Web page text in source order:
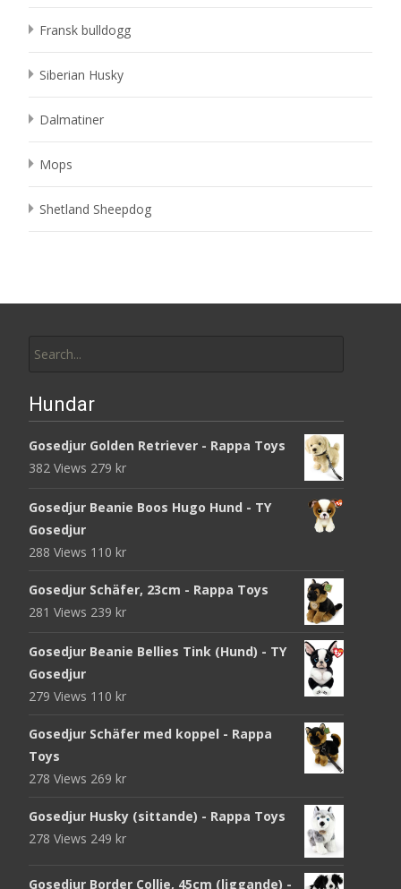
Fransk bulldogg
Siberian Husky
Dalmatiner
Mops
Shetland Sheepdog
for:
Hundar
Gosedjur Golden Retriever - Rappa Toys
382 Views 279 kr
Gosedjur Beanie Boos Hugo Hund - TY
Gosedjur
288 Views 110 kr
Gosedjur Schäfer, 23cm - Rappa Toys
281 Views 239 kr
Gosedjur Beanie Bellies Tink (Hund) - TY
Gosedjur
279 Views 110 kr
Gosedjur Schäfer med koppel - Rappa
Toys
278 Views 269 kr
Gosedjur Husky (sittande) - Rappa Toys
278 Views 249 kr
Gosedjur Border Collie, 45cm (liggande) -